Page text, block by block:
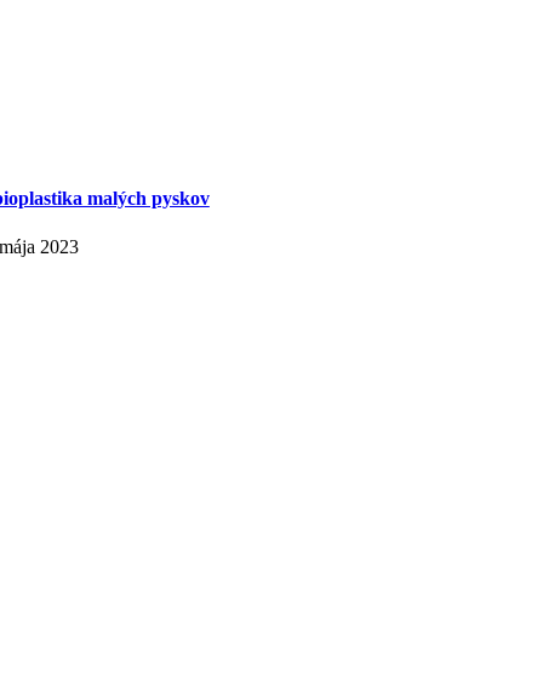
malých pyskov
2023